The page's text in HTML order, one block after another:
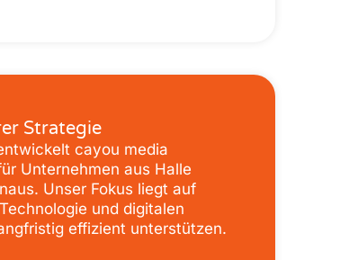
Strategie
cayou media
Unternehmen aus Halle
Unser Fokus liegt auf
und digitalen
effizient unterstützen.